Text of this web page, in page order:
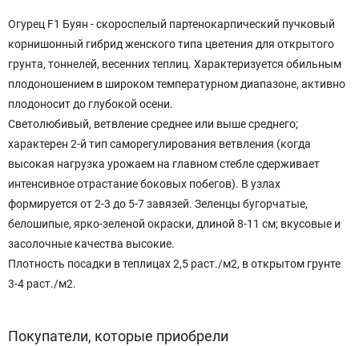
Огурец F1 Буян - скороспелый партенокарпический пучковый
корнишонный гибрид женского типа цветения для открытого
грунта, тоннелей, весенних теплиц. Характеризуется обильным
плодоношением в широком температурном диапазоне, активно
плодоносит до глубокой осени.
Светолюбивый, ветвление среднее или выше среднего;
характерен 2-й тип саморегулирования ветвления (когда
высокая нагрузка урожаем на главном стебле сдерживает
интенсивное отрастание боковых побегов). В узлах
формируется от 2-3 до 5-7 завязей. Зеленцы бугорчатые,
белошипые, ярко-зеленой окраски, длиной 8-11 см; вкусовые и
засолочные качества высокие.
Плотность посадки в теплицах 2,5 раст./м2, в открытом грунте
3-4 раст./м2.
Покупатели, которые приобрели